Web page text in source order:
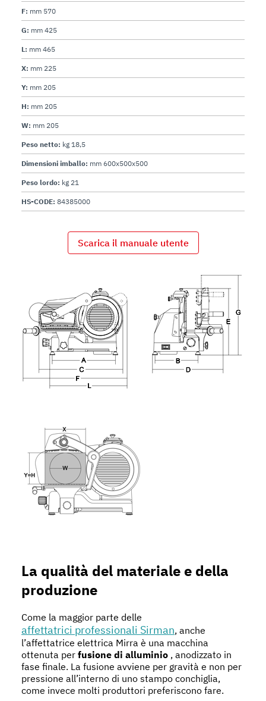
F: mm 570
G: mm 425
L: mm 465
X: mm 225
Y: mm 205
H: mm 205
W: mm 205
Peso netto: kg 18,5
Dimensioni imballo: mm 600x500x500
Peso lordo: kg 21
HS-CODE: 84385000
Scarica il manuale utente
La qualità del materiale e della
produzione
Come la maggior parte delle
affettatrici professionali Sirman, anche
l’affettatrice elettrica Mirra è una macchina
ottenuta per fusione di alluminio , anodizzato in
fase finale. La fusione avviene per gravità e non per
pressione all’interno di uno stampo conchiglia,
come invece molti produttori preferiscono fare.